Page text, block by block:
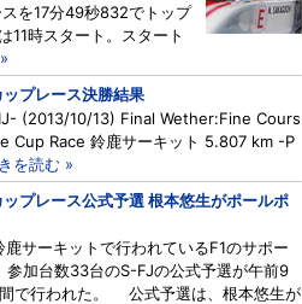
を17分49秒832でトップ
時スタート。スタート
プレース決勝結果
(2013/10/13) Final Wether:Fine Cours
Cup Race 鈴鹿サーキット 5.807 km -P
を読む »
プレース公式予選 根本悠生がポールポ
サーキットで行われているF1のサポー
参加台数33台のS-FJの公式予選が午前9
で行われた。 公式予選は、根本悠生が